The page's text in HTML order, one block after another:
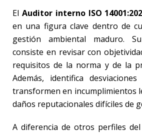
El Auditor interno ISO
en una figura clave dentro de
gestión ambiental maduro.
consiste en revisar con
requisitos de la norma y de la
Además, identifica
transformen en incumplimientos
daños reputacionales difíciles de
A diferencia de otros perfiles